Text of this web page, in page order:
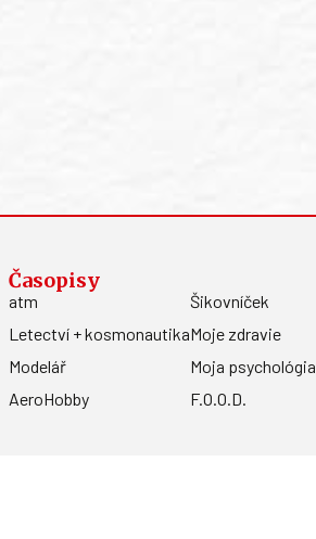
Časopisy
atm
Letectví + kosmonautika
Modelář
AeroHobby
Šikovníček
Moje zdravie
Moja psychológia
F.O.O.D.